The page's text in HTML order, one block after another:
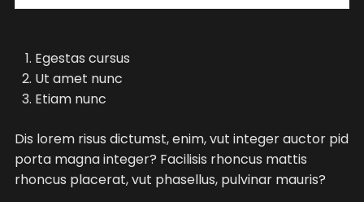
Egestas cursus
Ut amet nunc
Etiam nunc
Dis lorem risus dictumst, enim, vut integer auctor pid
porta magna integer? Facilisis rhoncus mattis
rhoncus placerat, vut phasellus, pulvinar mauris?